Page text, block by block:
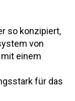
so konzipiert,
von
einem
für das